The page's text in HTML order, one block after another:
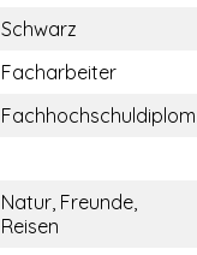
Schwarz
Facharbeiter
Fachhochschuldiplom
Natur, Freunde,
Reisen